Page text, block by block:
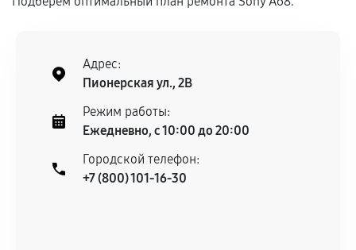
самостоятельно
сохраняться полностью или частично, если
соблюдены следующие условия:
техническим параметрам и не имеют внешних
дефектов.
Установка была выполнена нашим сервисным
центром.
Адрес:
Пионерская ул., 2В
Режим работы:
Ежедневно, с 10:00 до 20:00
Городской телефон:
+7 (800) 101-16-30